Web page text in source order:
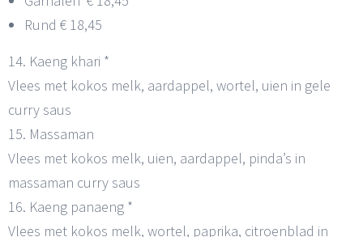
Rund € 18,45
14. Kaeng khari *
Vlees met kokos melk, aardappel, wortel, uien in gele
curry saus
15. Massaman
Vlees met kokos melk, uien, aardappel, pinda’s in
massaman curry saus
16. Kaeng panaeng *
Vlees met kokos melk, wortel, paprika, citroenblad in